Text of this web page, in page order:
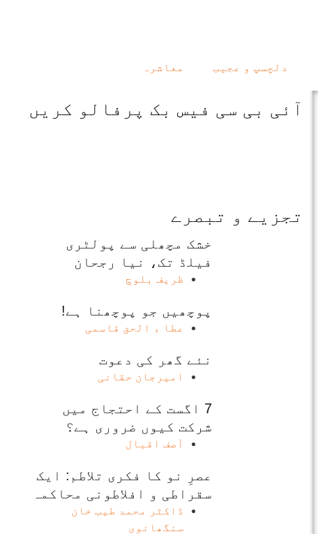
دلچسپ و عجیب معاشرہ
آئی بی سی فیس بک پرفالو کریں
تجزیے و تبصرے
خشک مچھلی سے پولٹری
فیلڈ تک، نیا رجحان
ظریف بلوچ
پوچھیں جو پوچھنا ہے!
عطا ء الحق قاسمی
نئے گھر کی دعوت
امیرجان حقانی
7 اگست کے احتجاج میں
شرکت کیوں ضروری ہے؟
آصف اقبال
عصرِ نو کا فکری تلاطم: ایک
سقراطی و افلاطونی محاکمہ
ڈاکٹر محمد طیب خان
سنگھانوی